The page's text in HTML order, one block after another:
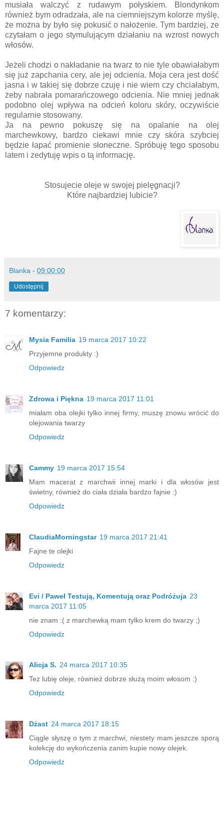
musiała walczyć z rudawym połyskiem. Blondynkom
również bym odradzała, ale na ciemniejszym kolorze myślę,
że można by było się pokusić o nałożenie. Tym bardziej, ze
czytałam o jego stymulującym działaniu na wzrost nowych
włosów.
Jeżeli chodzi o nakładanie na twarz to nie tyle obawiałabym
się już zapchania cery, ale jej odcienia. Moja cera jest dość
jasna i w takiej się dobrze czuję i nie wiem czy chciałabym,
żeby nabrała pomarańczowego odcienia. Nie mniej jednak
podobno olej wpływa na odcień koloru skóry, oczywiście
regularnie stosowany.
Ja na pewno pokuszę się na opalanie na olej
marchewkowy, bardzo ciekawi mnie czy skóra szybciej
będzie łapać promienie słoneczne. Spróbuję tego sposobu
latem i zedytuję wpis o tą informację.
Stosujecie oleje w swojej pielęgnacji?
Które najbardziej lubicie?
Blanka - 09:00:00
Udostępnij
7 komentarzy:
Mysia Familia 19 marca 2017 10:22
Przyjemne produkty :)
Odpowiedz
Zdrowa i Piękna 19 marca 2017 11:01
miałam oba olejki tylko innej firmy, muszę znowu wrócić do
olejowania twarzy
Odpowiedz
Cammy 19 marca 2017 15:54
Mam macerat z marchwii innej marki i dla włosów jest
świetny, również do ciała działa bardzo fajnie :)
Odpowiedz
ClaudiaMorningstar 19 marca 2017 21:41
Fajne te olejki
Odpowiedz
Evi / Paweł Testują, Komentują oraz Podróżuja 23
marca 2017 11:05
nie znam :( z marchewką mam tylko krem do twarzy ;)
Odpowiedz
Alicja S. 24 marca 2017 10:35
Tez lubię oleje, również dobrze służą moim włosom :)
Odpowiedz
Dżast 24 marca 2017 18:15
Ciągle słyszę o tym z marchwi, niestety mam jeszcze sporą
kolekcję do wykończenia zanim kupie nowy olejek.
Odpowiedz